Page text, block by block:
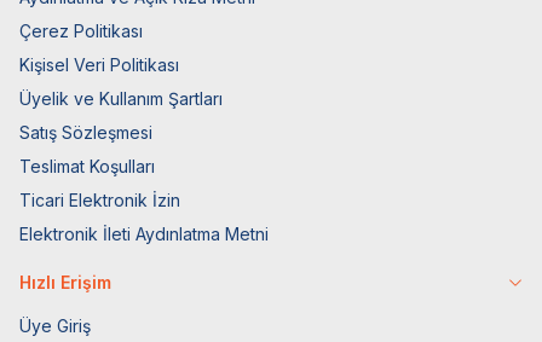
Çerez Politikası
Kişisel Veri Politikası
Üyelik ve Kullanım Şartları
Satış Sözleşmesi
Teslimat Koşulları
Ticari Elektronik İzin
Elektronik İleti Aydınlatma Metni
Hızlı Erişim
Üye Giriş